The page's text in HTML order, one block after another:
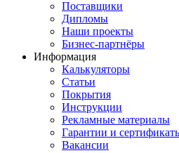
Поставщики
Дипломы
Наши проекты
Бизнес-партнёры
Информация
Калькуляторы
Статьи
Покрытия
Инструкции
Рекламные материалы
Гарантии и
Вакансии